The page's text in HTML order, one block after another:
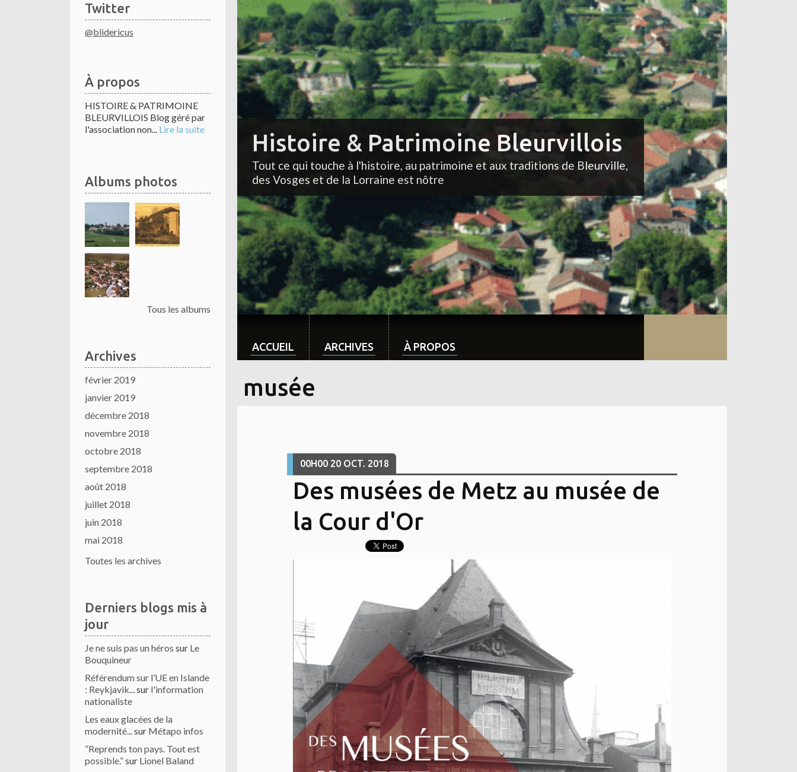
Twitter
@blidericus
À propos
HISTOIRE & PATRIMOINE
BLEURVILLOIS Blog géré par
l'association non... Lire la suite
Albums photos
Tous les albums
Archives
février 2019
janvier 2019
décembre 2018
novembre 2018
octobre 2018
septembre 2018
août 2018
juillet 2018
juin 2018
mai 2018
Toutes les archives
Derniers blogs mis à
jour
Je ne suis pas un héros sur Le
Bouquineur
Référendum sur l’UE en Islande
: Reykjavik...sur l'information
nationaliste
Les eaux glacées de la
modernité...sur Métapo infos
”Reprends ton pays. Tout est
possible.”sur Lionel Baland
Histoire & Patrimoine Bleurvillois
Tout ce qui touche à l'histoire, au patrimoine et aux traditions de Bleurville,
des Vosges et de la Lorraine est nôtre
ACCUEIL ARCHIVES À PROPOS
musée
00H00 20 OCT. 2018
Des musées de Metz au musée de
la Cour d'Or